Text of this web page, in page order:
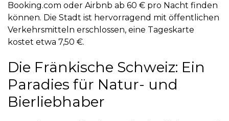
Booking.com oder Airbnb ab 60 € pro Nacht finden
können. Die Stadt ist hervorragend mit öffentlichen
Verkehrsmitteln erschlossen, eine Tageskarte
kostet etwa 7,50 €.
Die Fränkische Schweiz: Ein
Paradies für Natur- und
Bierliebhaber